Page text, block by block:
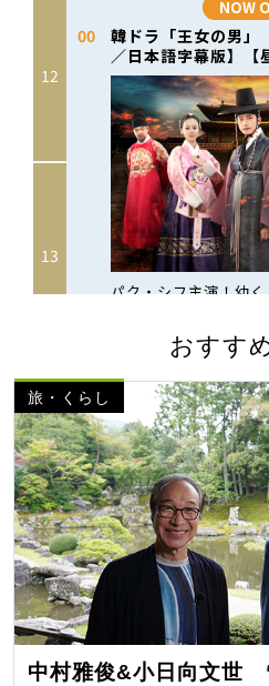
おすす
旅・くらし
中村雅俊&小日向文世